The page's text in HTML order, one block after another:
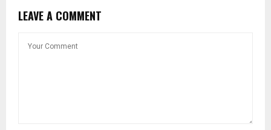
LEAVE A COMMENT